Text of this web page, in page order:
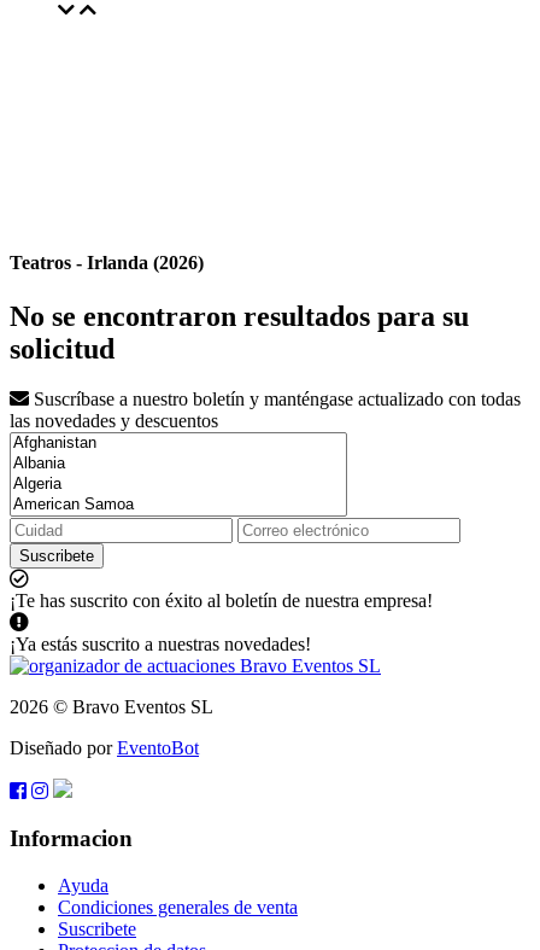
Teatros - Irlanda (2026)
No se encontraron resultados para su
solicitud
Suscríbase a nuestro boletín y manténgase actualizado con todas
las novedades y descuentos
Suscribete
¡Te has suscrito con éxito al boletín de nuestra empresa!
¡Ya estás suscrito a nuestras novedades!
2026 © Bravo Eventos SL
Diseñado porEventoBot
Informacion
Ayuda
Condiciones generales de venta
Suscribete